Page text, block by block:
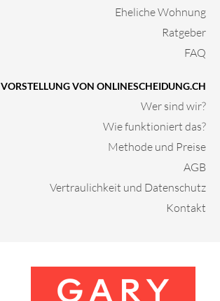
Eheliche Wohnung
Ratgeber
FAQ
VORSTELLUNG VON ONLINESCHEIDUNG.CH
Wer sind wir?
Wie funktioniert das?
Methode und Preise
AGB
Vertraulichkeit und Datenschutz
Kontakt